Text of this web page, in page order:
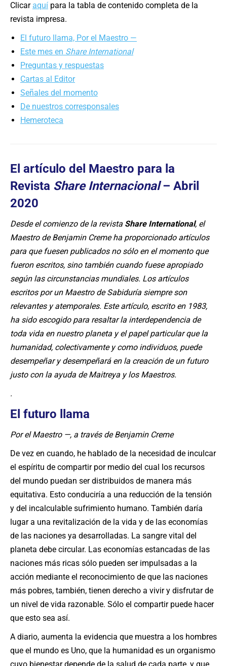
Clicar aquí para la tabla de contenido completa de la
revista impresa.
El futuro llama, Por el Maestro —
Este mes en Share International
Preguntas y respuestas
Cartas al Editor
Señales del momento
De nuestros corresponsales
Hemeroteca
El artículo del Maestro para la
Revista Share Internacional– Abril
2020
Desde el comienzo de la revista Share International, el
Maestro de Benjamin Creme ha proporcionado artículos
para que fuesen publicados no sólo en el momento que
fueron escritos, sino también cuando fuese apropiado
según las circunstancias mundiales. Los artículos
escritos por un Maestro de Sabiduría siempre son
relevantes y atemporales. Este artículo, escrito en 1983,
ha sido escogido para resaltar la interdependencia de
toda vida en nuestro planeta y el papel particular que la
humanidad, colectivamente y como individuos, puede
desempeñar y desempeñará en la creación de un futuro
justo con la ayuda de Maitreya y los Maestros.
.
El futuro llama
Por el Maestro —, a través de Benjamin Creme
De vez en cuando, he hablado de la necesidad de inculcar
el espíritu de compartir por medio del cual los recursos
del mundo puedan ser distribuidos de manera más
equitativa. Esto conduciría a una reducción de la tensión
y del incalculable sufrimiento humano. También daría
lugar a una revitalización de la vida y de las economías
de las naciones ya desarrolladas. La sangre vital del
planeta debe circular. Las economías estancadas de las
naciones más ricas sólo pueden ser impulsadas a la
acción mediante el reconocimiento de que las naciones
más pobres, también, tienen derecho a vivir y disfrutar de
un nivel de vida razonable. Sólo el compartir puede hacer
que esto sea así.
A diario, aumenta la evidencia que muestra a los hombres
que el mundo es Uno, que la humanidad es un organismo